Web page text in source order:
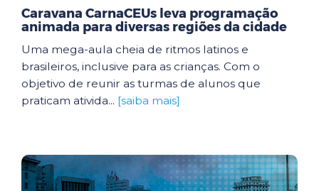
Caravana CarnaCEUs leva programação
animada para diversas regiões da cidade
Uma mega-aula cheia de ritmos latinos e
brasileiros, inclusive para as crianças. Com o
objetivo de reunir as turmas de alunos que
praticam ativida... [saiba mais]